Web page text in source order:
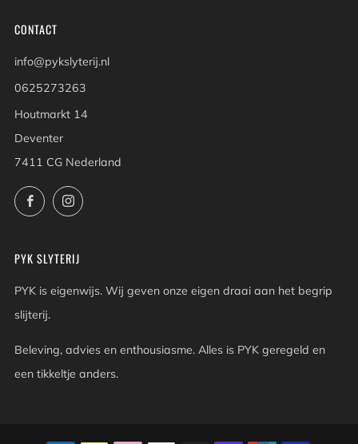
CONTACT
info@pykslyterij.nl
0625273263
Houtmarkt 14
Deventer
7411 CG Nederland
FacebookInstagram
PYK SLYTERIJ
PYK is eigenwijs. Wij geven onze eigen draai aan het begrip
slijterij.
Beleving, advies en enthousiasme. Alles is PYK geregeld en
een tikkeltje anders.